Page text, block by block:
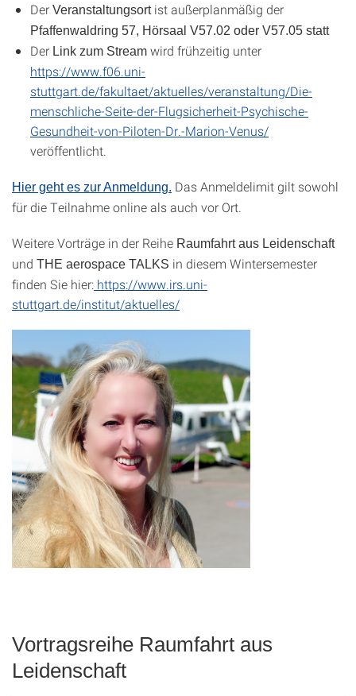
Der Veranstaltungsortist außerplanmäßig der
Pfaffenwaldring 57, Hörsaal V57.02 oder V57.05 statt
Der Link zum Stream wird frühzeitig unter
https://www.f06.uni-
stuttgart.de/fakultaet/aktuelles/veranstaltung/Die-
menschliche-Seite-der-Flugsicherheit-Psychische-
Gesundheit-von-Piloten-Dr.-Marion-Venus/
veröffentlicht.
Hier geht es zur Anmeldung. Das Anmeldelimit gilt sowohl
für die Teilnahme online als auch vor Ort.
Weitere Vorträge in der Reihe Raumfahrt aus Leidenschaft
und THE aerospace TALKS in diesem Wintersemester
finden Sie hier: https://www.irs.uni-
stuttgart.de/institut/aktuelles/
Vortragsreihe Raumfahrt aus
Leidenschaft